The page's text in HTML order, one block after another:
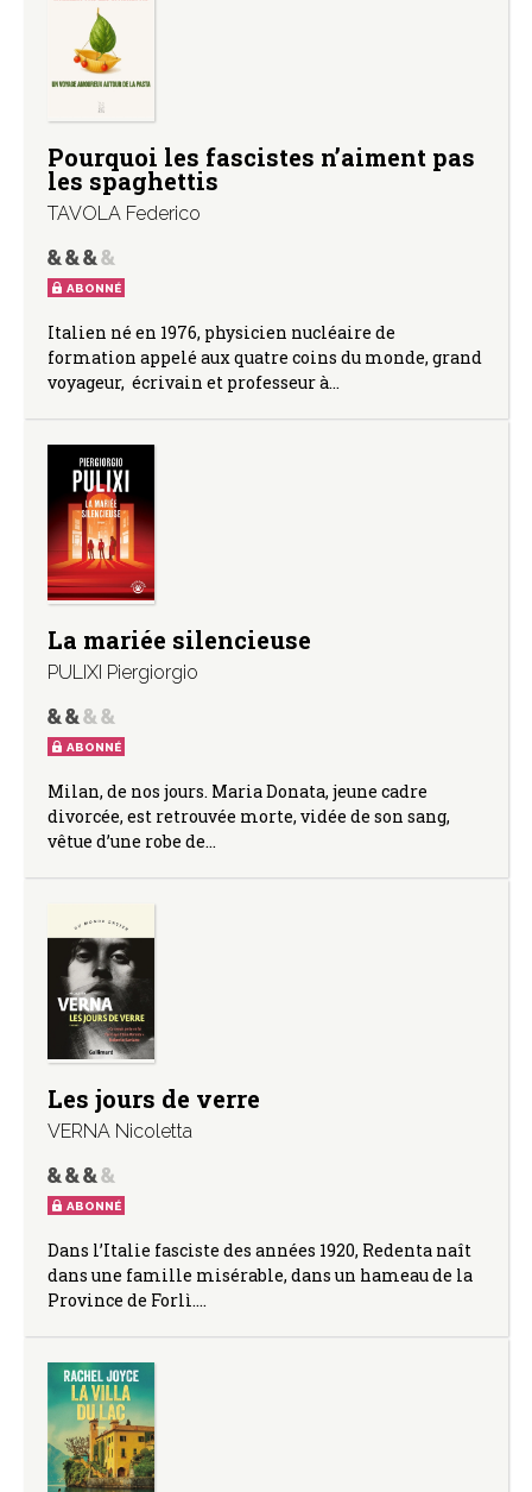
Pourquoi les fascistes n’aiment pas
les spaghettis
TAVOLA Federico
ABONNÉ
Italien né en 1976, physicien nucléaire de
formation appelé aux quatre coins du monde, grand
voyageur, écrivain et professeur à…
La mariée silencieuse
PULIXI Piergiorgio
ABONNÉ
Milan, de nos jours. Maria Donata, jeune cadre
divorcée, est retrouvée morte, vidée de son sang,
vêtue d’une robe de…
Les jours de verre
VERNA Nicoletta
ABONNÉ
Dans l’Italie fasciste des années 1920, Redenta naît
dans une famille misérable, dans un hameau de la
Province de Forlì.…